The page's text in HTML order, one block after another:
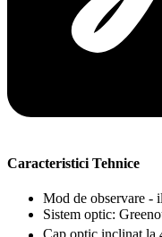
Caracteristici Tehnice
Mod de observare -
Sistem optic: